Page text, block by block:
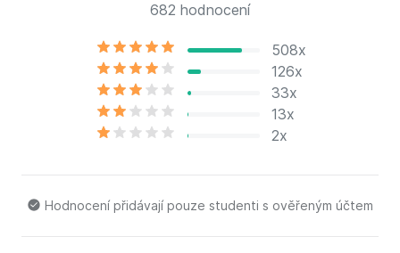
682 hodnocení
508x
126x
33x
13x
2x
Hodnocení přidávají pouze studenti s ověřeným účtem